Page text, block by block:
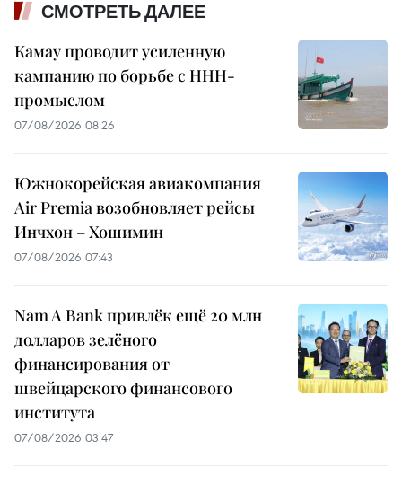
СМОТРЕТЬ ДАЛЕЕ
Камау проводит усиленную
кампанию по борьбе с ННН-
промыслом
07/08/2026 08:26
Южнокорейская авиакомпания
Air Premia возобновляет рейсы
Инчхон – Хошимин
07/08/2026 07:43
Nam A Bank привлёк ещё 20 млн
долларов зелёного
финансирования от
швейцарского финансового
института
07/08/2026 03:47